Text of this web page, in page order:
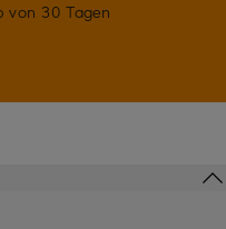
von 30 Tagen